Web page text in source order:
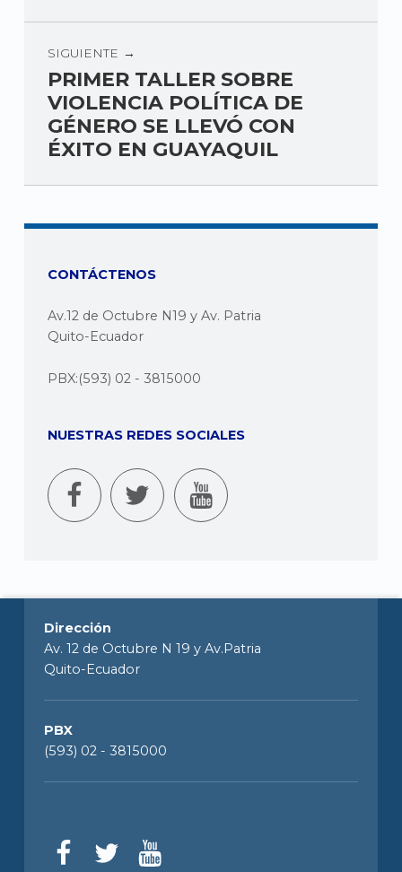
SIGUIENTE
PRIMER TALLER SOBRE
VIOLENCIA POLÍTICA DE
GÉNERO SE LLEVÓ CON
ÉXITO EN GUAYAQUIL
CONTÁCTENOS
Av.12 de Octubre N19 y Av. Patria
Quito-Ecuador
PBX:(593) 02 - 3815000
NUESTRAS REDES SOCIALES
Dirección
Av. 12 de Octubre N 19 y Av.Patria
Quito-Ecuador
PBX
(593) 02 - 3815000